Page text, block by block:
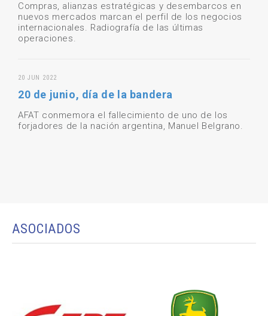
Compras, alianzas estratégicas y desembarcos en
nuevos mercados marcan el perfil de los negocios
internacionales. Radiografía de las últimas
operaciones.
20 JUN 2022
20 de junio, día de la bandera
AFAT conmemora el fallecimiento de uno de los
forjadores de la nación argentina, Manuel Belgrano.
ASOCIADOS